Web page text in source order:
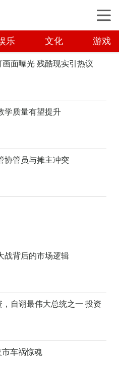
乐 文化 游戏
面曝光 残酷现实引热议
学质量有望提升
协管员与摊主冲突
战背后的市场逻辑
自诩最伟大总统之一 投资
车祸惊魂